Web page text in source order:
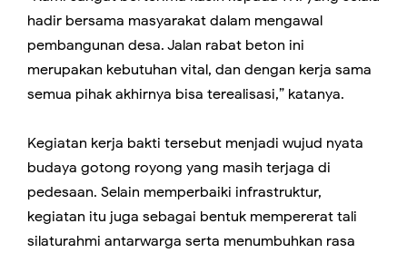
hadir bersama masyarakat dalam mengawal
pembangunan desa. Jalan rabat beton ini
merupakan kebutuhan vital, dan dengan kerja sama
semua pihak akhirnya bisa terealisasi,” katanya.
Kegiatan kerja bakti tersebut menjadi wujud nyata
budaya gotong royong yang masih terjaga di
pedesaan. Selain memperbaiki infrastruktur,
kegiatan itu juga sebagai bentuk mempererat tali
silaturahmi antarwarga serta menumbuhkan rasa